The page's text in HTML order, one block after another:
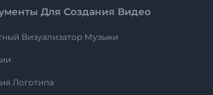
Для Создания Видео
Визуализатор Музыки
Логотипа